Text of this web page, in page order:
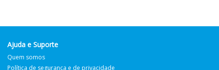
Ajuda e Suporte
Quem somos
Política de segurança e de privacidade